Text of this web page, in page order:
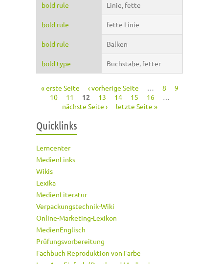
bold rule Linie, fette
bold rule fette Linie
bold rule Balken
bold type Buchstabe, fetter
Seiten
« erste Seite ‹ vorherige Seite … 8
9
10
11 12 13 14 15 16
…
nächste Seite ›
letzte Seite »
Quicklinks
Lerncenter
MedienLinks
Wikis
Lexika
MedienLiteratur
Verpackungstechnik-Wiki
Online-Marketing-Lexikon
MedienEnglisch
Prüfungsvorbereitung
Fachbuch Reproduktion von Farbe